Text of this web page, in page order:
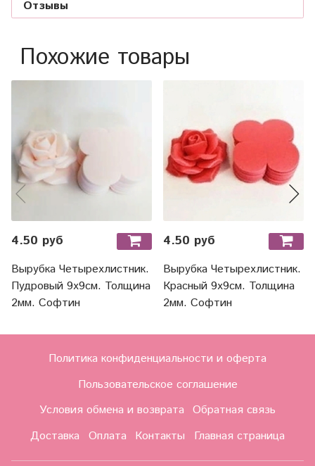
Отзывы
Похожие товары
4.50 руб
Вырубка Четырехлистник.
Пудровый 9х9см. Толщина
2мм. Софтин
4.50 руб
Вырубка Четырехлистник.
Красный 9х9см. Толщина
2мм. Софтин
Политика конфиденциальности и оферта
Пользовательское соглашение
Условия обмена и возврата Обратная связь
Доставка
Оплата Контакты Главная страница